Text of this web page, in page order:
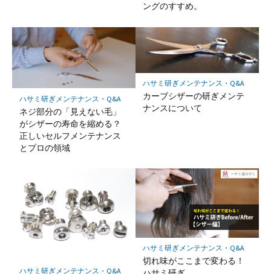
ングのすすめ。
ハサミ研ぎメンテナンス・Q&A
ネジ部分の「見えない毛」
がシザーの寿命を縮める？
正しいセルフメンテナンス
とプロの領域
ハサミ研ぎメンテナンス・Q&A
カーブシザーの研ぎメンテ
ナンスについて
ハサミ研ぎメンテナンス・Q&A
ハサミ研ぎメンテナンス・Q&A
切れ味がここまで変わる！